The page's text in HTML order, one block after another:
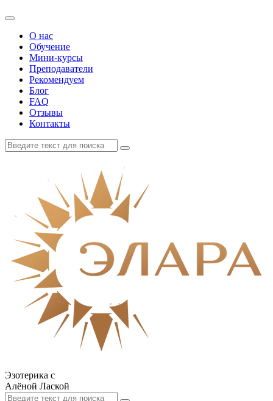
О нас
Обучение
Мини-курсы
Преподаватели
Рекомендуем
Блог
FAQ
Отзывы
Контакты
Эзотерика с
Алёной Лаской